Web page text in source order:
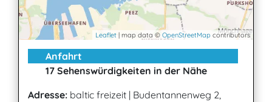
Leaflet | map data © OpenStreetMap contributors
Anfahrt
17 Sehenswürdigkeiten in der Nähe
Adresse: baltic freizeit | Budentannenweg 2,